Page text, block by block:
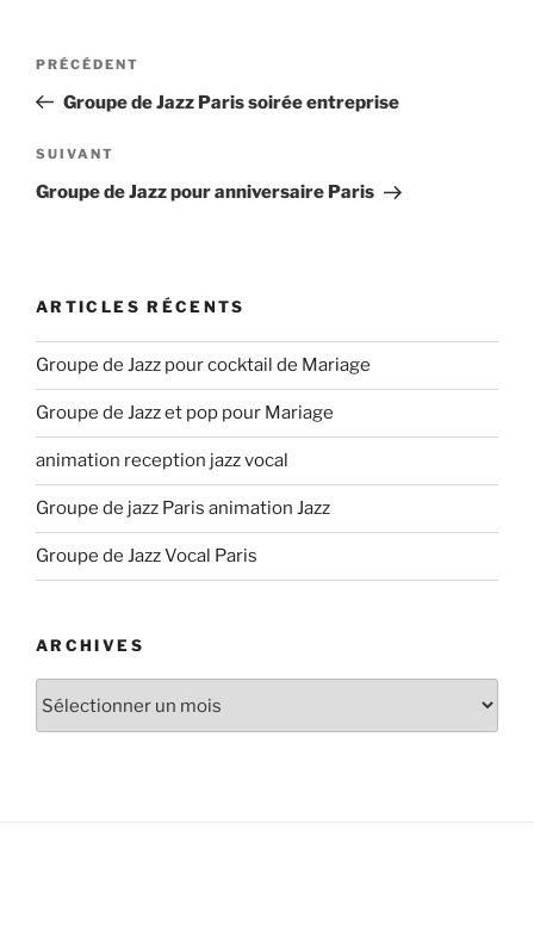
Navigation
l’article
Article
précédent
PRÉCÉDENT
Groupe de Jazz Paris soirée entreprise
Article
suivant
SUIVANT
Groupe de Jazz pour anniversaire Paris
ARTICLES RÉCENTS
Groupe de Jazz pour cocktail de Mariage
Groupe de Jazz et pop pour Mariage
animation reception jazz vocal
Groupe de jazz Paris animation Jazz
Groupe de Jazz Vocal Paris
ARCHIVES